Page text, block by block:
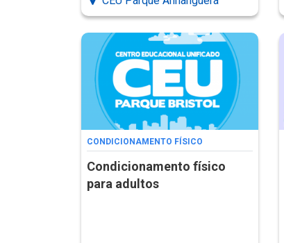
CONDICIONAMENTO FÍSICO
Condicionamento físico
para adultos